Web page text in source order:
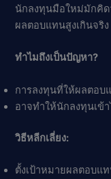
นักลงทุนมือใหม่มักคิด
ผลตอบแทนสูงเกินจริง
ทำไมถึงเป็นปัญหา?
การลงทุนที่ให้ผลตอบ
อาจทำให้นักลงทุนเข้
วิธีหลีกเลี่ยง:
ตั้งเป้าหมายผลตอบแ